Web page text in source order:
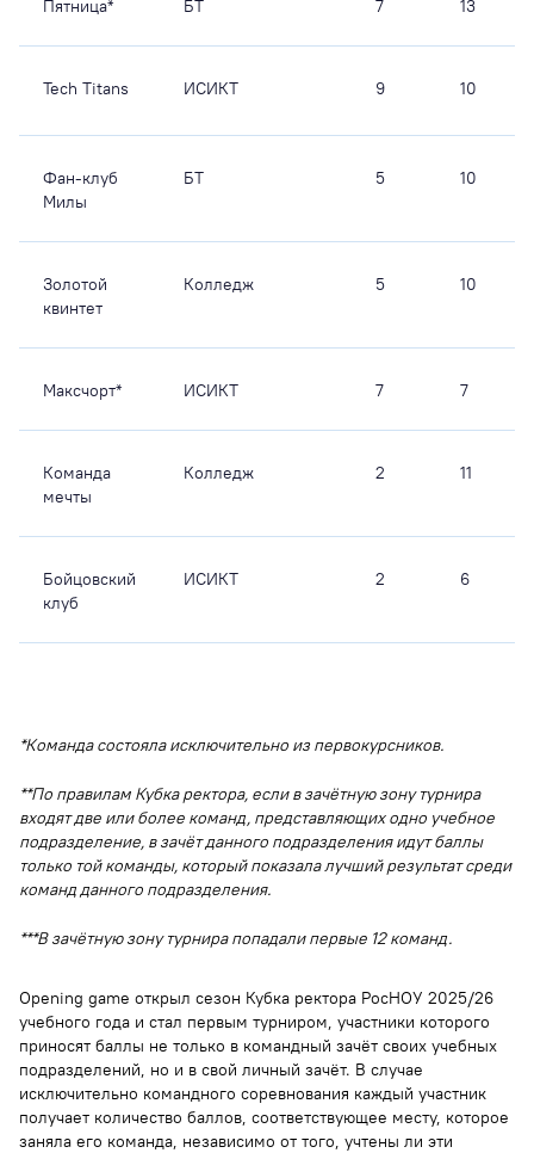
Пятница* БТ 7 13
Tech Titans ИСИКТ 9 10
Фан-клуб
Милы
БТ 5 10
Золотой
квинтет
Колледж 5 10
Максчорт* ИСИКТ 7 7
Команда
мечты
Колледж 2 11
Бойцовский
клуб
ИСИКТ 2 6
*Команда состояла исключительно из первокурсников.
**По правилам Кубка ректора, если в зачётную зону турнира
входят две или более команд, представляющих одно учебное
подразделение, в зачёт данного подразделения идут баллы
только той команды, который показала лучший результат среди
команд данного подразделения.
***В зачётную зону турнира попадали первые 12 команд.
Opening game открыл сезон Кубка ректора РосНОУ 2025/26
учебного года и стал первым турниром, участники которого
приносят баллы не только в командный зачёт своих учебных
подразделений, но и в свой личный зачёт. В случае
исключительно командного соревнования каждый участник
получает количество баллов, соответствующее месту, которое
заняла его команда, независимо от того, учтены ли эти